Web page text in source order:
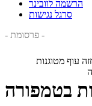
הרשמה לוובינר
סרגל נגישות
- פרסומת -
עוף מטוגנות
בטמפורה